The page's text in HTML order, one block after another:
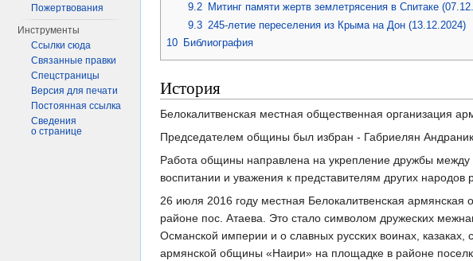
9.2
Митинг памяти жертв землетрясения в Спитаке
9.3 245-летие переселения из Крыма на Дон (13.12.2024)
10 Библиография
История
Белокалитвенская местная общественная организация
Председателем общины был избран - Габриелян
Работа общины направлена на укрепление дружбы
воспитании и уважения к представителям других
26 июля 2016 году местная Белокалитвенская
районе пос. Атаева. Это стало символом дружеских
Османской империи и о славных русских воинах,
армянской общины «Наири» на площадке в районе
Пожертвования
Инструменты
Ссылки сюда
Связанные правки
Спецстраницы
Версия для печати
Постоянная ссылка
Сведения
о странице